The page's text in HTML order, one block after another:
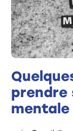
prendre
mentale